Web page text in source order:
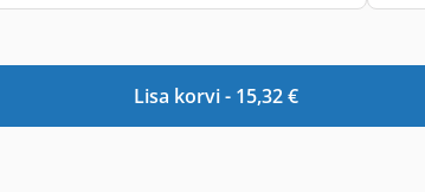
Lisa korvi - 15,32 €